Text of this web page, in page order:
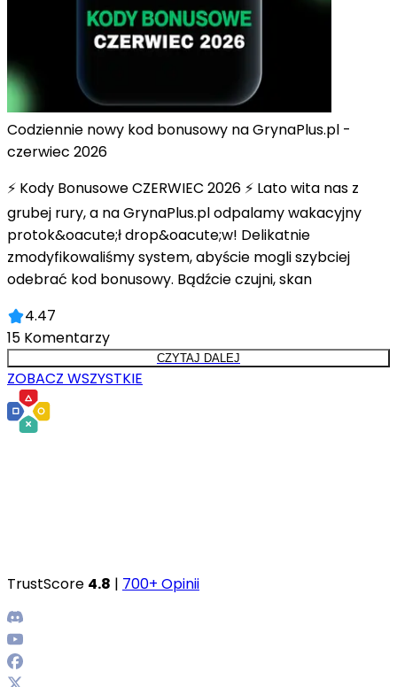
Codziennie nowy kod bonusowy na GrynaPlus.pl -
czerwiec 2026
⚡ Kody Bonusowe CZERWIEC 2026 ⚡ Lato wita nas z
grubej rury, a na GrynaPlus.pl odpalamy wakacyjny
protok&oacute;ł drop&oacute;w! Delikatnie
zmodyfikowaliśmy system, abyście mogli szybciej
odebrać kod bonusowy. Bądźcie czujni, skan
4.47
15 Komentarzy
CZYTAJ DALEJ
ZOBACZ WSZYSTKIE
TrustScore 4.8 | 700+ Opinii